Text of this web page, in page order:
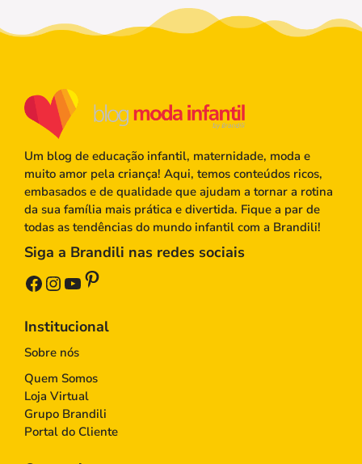
Um blog de educação infantil, maternidade, moda e
muito amor pela criança! Aqui, temos conteúdos ricos,
embasados e de qualidade que ajudam a tornar a rotina
da sua família mais prática e divertida. Fique a par de
todas as tendências do mundo infantil com a Brandili!
Siga a Brandili nas redes sociais
Facebook
Instagram
Youtube
Pinterest
Institucional
Sobre nós
Quem Somos
Loja Virtual
Grupo Brandili
Portal do Cliente